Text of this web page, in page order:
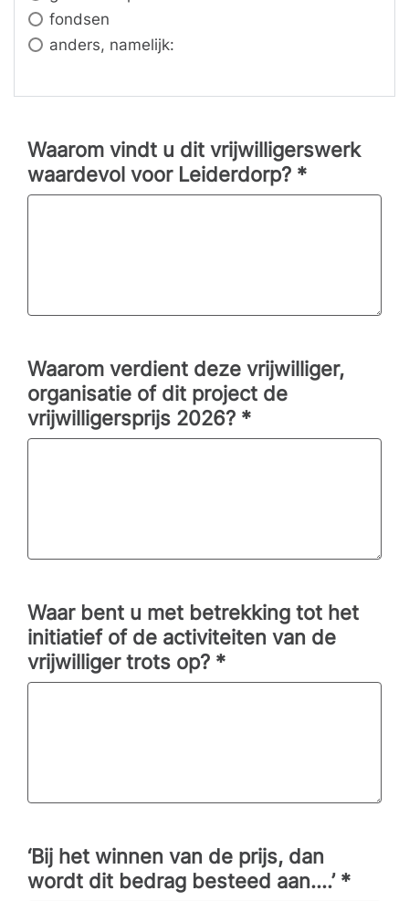
fondsen
anders, namelijk:
Waarom vindt u dit vrijwilligerswerk
waardevol voor Leiderdorp? *
Waarom verdient deze vrijwilliger,
organisatie of dit project de
vrijwilligersprijs 2026? *
Waar bent u met betrekking tot het
initiatief of de activiteiten van de
vrijwilliger trots op? *
‘Bij het winnen van de prijs, dan
wordt dit bedrag besteed aan….’ *